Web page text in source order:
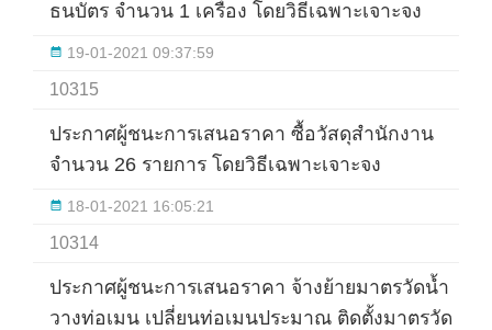
ธนบัตร จำนวน 1 เครื่อง โดยวิธีเฉพาะเจาะจง
19-01-2021 09:37:59
10315
ประกาศผู้ชนะการเสนอราคา ซื้อวัสดุสำนักงาน
จำนวน 26 รายการ โดยวิธีเฉพาะเจาะจง
18-01-2021 16:05:21
10314
ประกาศผู้ชนะการเสนอราคา จ้างย้ายมาตรวัดน้ำ
วางท่อเมน เปลี่ยนท่อเมนประมาณ ติดตั้งมาตรวัด